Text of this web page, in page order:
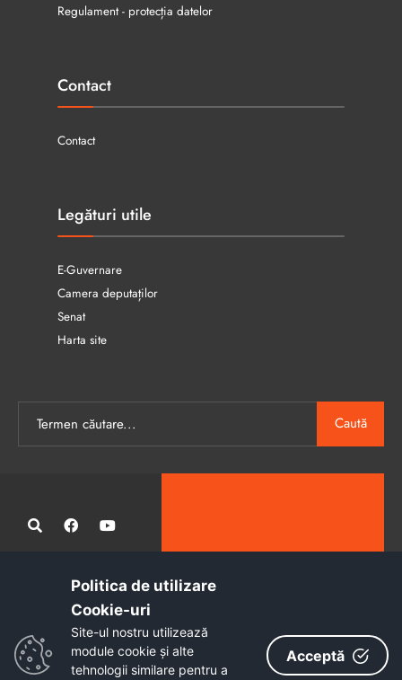
Regulament - protecția datelor
Contact
Contact
Legături utile
E-Guvernare
Camera deputaților
Senat
Harta site
Caută
Administrația publică locală informatizată, calitativă și accesibilă
Copyright © 2026 - Primăria Municipiului Petroșani
Politica de utilizare
Cookie-uri‎
Site-ul nostru utilizează
module cookie și alte
tehnologii similare pentru a
Acceptă